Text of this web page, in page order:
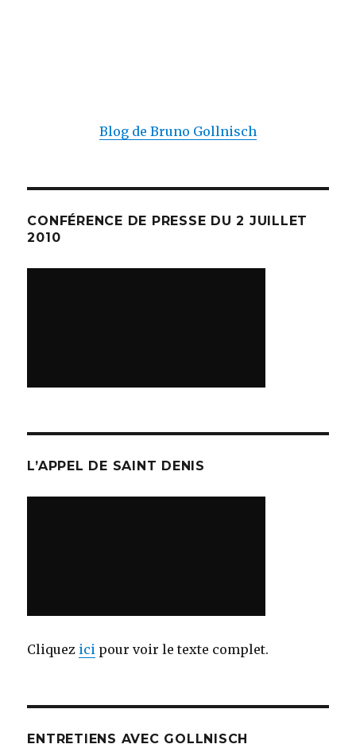
Blog de Bruno Gollnisch
CONFÉRENCE DE PRESSE DU 2 JUILLET
2010
L’APPEL DE SAINT DENIS
Cliquez ici pour voir le texte complet.
ENTRETIENS AVEC GOLLNISCH